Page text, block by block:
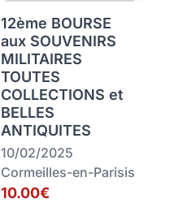
12ème BOURSE
aux SOUVENIRS
MILITAIRES
TOUTES
COLLECTIONS et
BELLES
ANTIQUITES
10/02/2025
Cormeilles-en-Parisis
10.00€